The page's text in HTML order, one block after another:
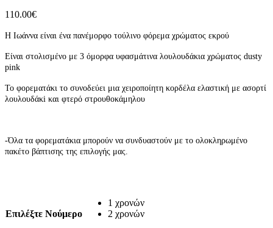
110.00€
Η Ιωάννα είναι ένα πανέμορφο τούλινο φόρεμα χρώματος εκρού
Είναι στολισμένο με 3 όμορφα υφασμάτινα λουλουδάκια χρώματος dusty
pink
Το φορεματάκι το συνοδεύει μια χειροποίητη κορδέλα ελαστική με ασορτί
λουλουδάκi και φτερό στρουθοκάμηλου
-Όλα τα φορεματάκια μπορούν να συνδυαστούν με το ολοκληρωμένο
πακέτο βάπτισης της επιλογής μας.
Επιλέξτε Νούμερο
1 χρονών
2 χρονών